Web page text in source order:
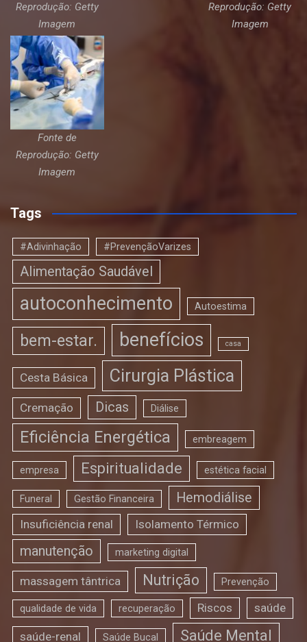
Reprodução: Getty
Imagem
Reprodução: Getty
Imagem
Fonte de
Reprodução: Getty
Imagem
Tags
#Adivinhação #PrevençãoVarizes
Alimentação Saudável
autoconhecimento Autoestima
bem-estar. benefícios casa
Cesta Básica Cirurgia Plástica
Cremação Dicas Diálise
Eficiência Energética embreagem
empresa Espiritualidade estética facial
Funeral Gestão Financeira Hemodiálise
Insuficiência renal Isolamento Térmico
manutenção marketing digital
massagem tântrica Nutrição Prevenção
qualidade de vida recuperação Riscos saúde
saúde-renal Saúde Bucal Saúde Mental